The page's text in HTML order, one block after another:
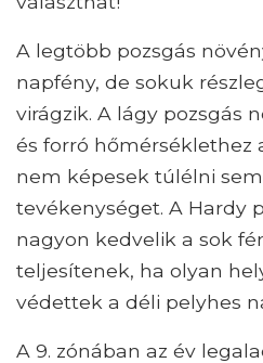
A legtöbb pozsgás
napfény, de sokuk
virágzik. A lágy pozsgás
és forró hőmérséklethez
nem képesek túlélni
tevékenységet. A Hardy
nagyon kedvelik a sok
teljesítenek, ha olyan
védettek a déli pelyhes
A 9. zónában az év